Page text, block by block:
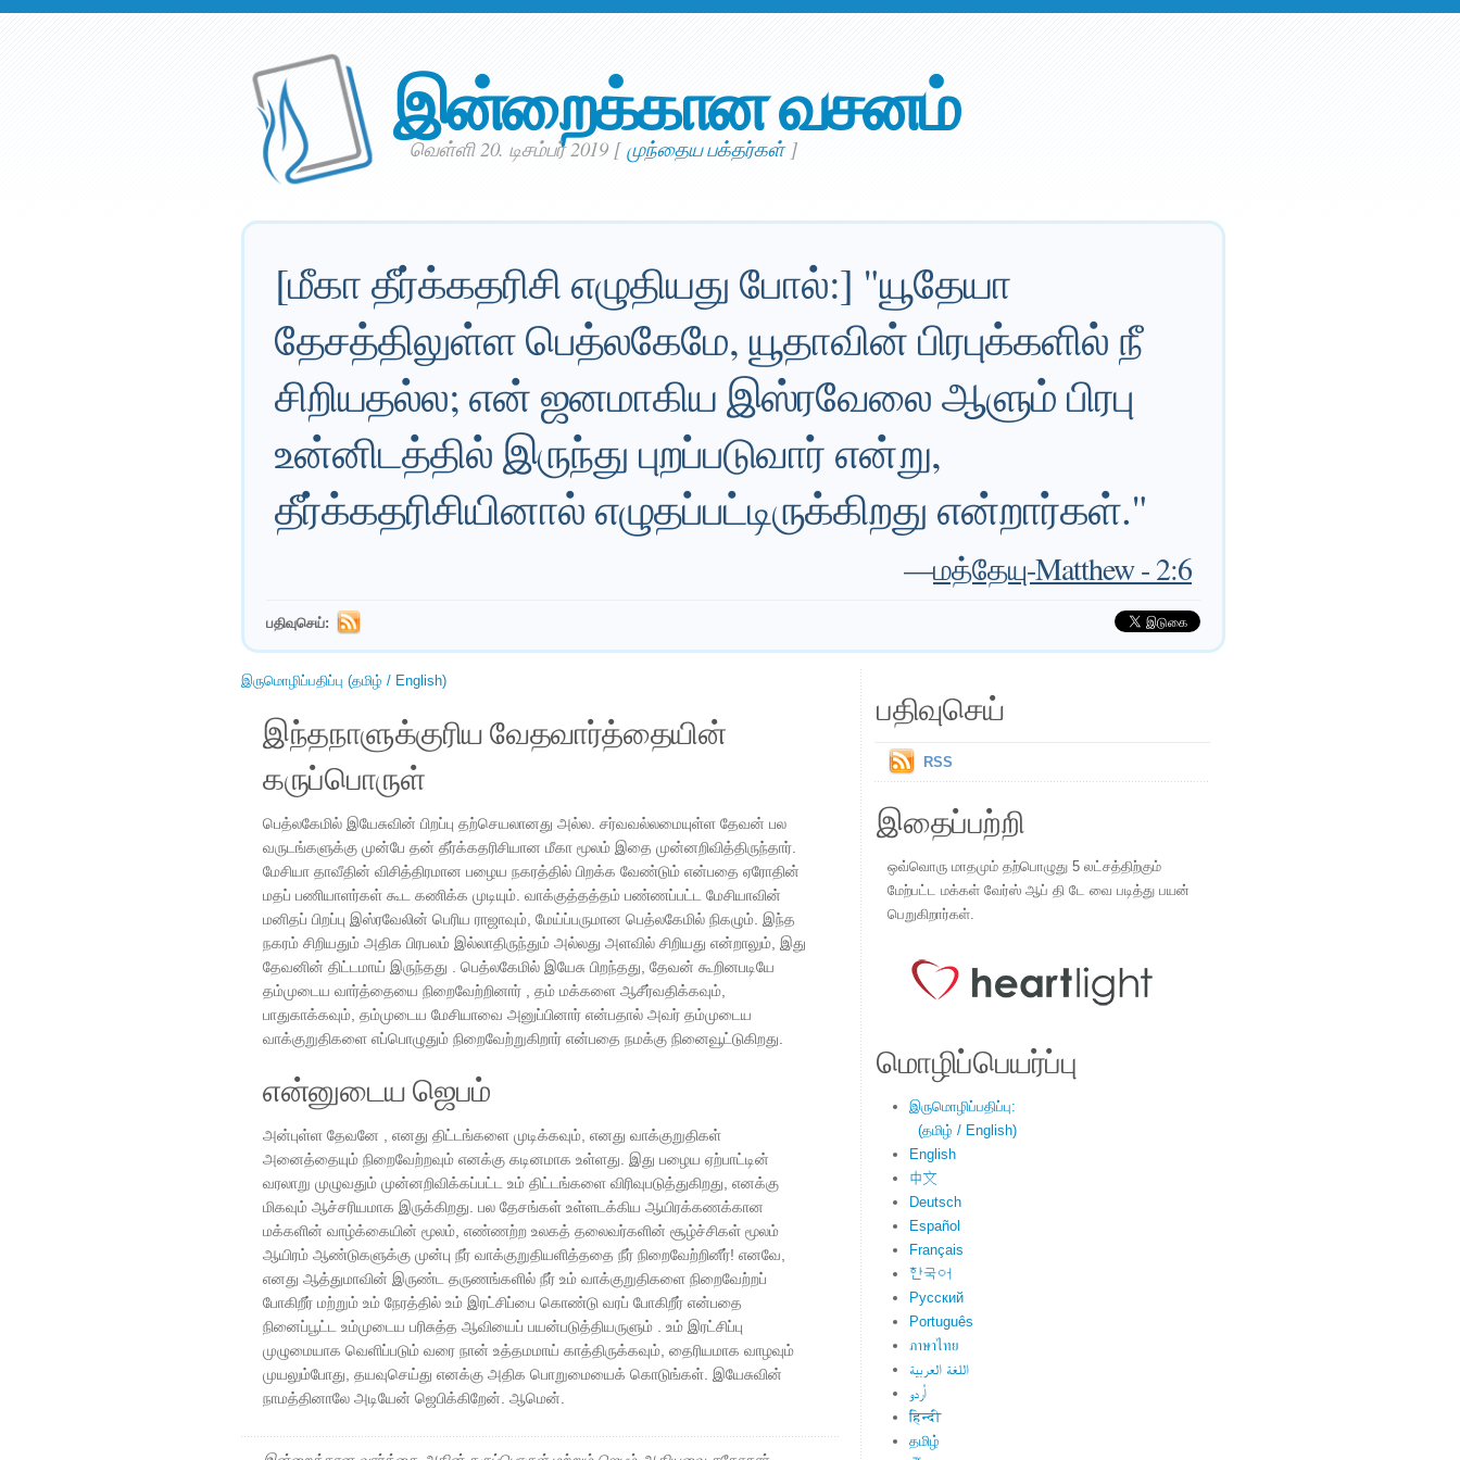
இன்றைக்கான வசனம்
வெள்ளி 20. டிசம்பர் 2019 [ முந்தைய பக்தர்கள்]
[மீகா தீர்க்கதரிசி எழுதியது போல்:] "யூதேயா
தேசத்திலுள்ள பெத்லகேமே, யூதாவின் பிரபுக்களில் நீ
சிறியதல்ல; என் ஜனமாகிய இஸ்ரவேலை ஆளும் பிரபு
உன்னிடத்தில் இருந்து புறப்படுவார் என்று,
தீர்க்கதரிசியினால் எழுதப்பட்டிருக்கிறது என்றார்கள்."
—மத்தேயு-Matthew - 2:6
பதிவுசெய்:
இருமொழிப்பதிப்பு (தமிழ் / English)
இந்தநாளுக்குரிய வேதவார்த்தையின்
கருப்பொருள்
பெத்லகேமில் இயேசுவின் பிறப்பு தற்செயலானது அல்ல. சர்வவல்லமையுள்ள தேவன் பல
வருடங்களுக்கு முன்பே தன் தீர்க்கதரிசியான மீகா மூலம் இதை முன்னறிவித்திருந்தார்.
மேசியா தாவீதின் விசித்திரமான பழைய நகரத்தில் பிறக்க வேண்டும் என்பதை ஏரோதின்
மதப் பணியாளர்கள் கூட கணிக்க முடியும். வாக்குத்தத்தம் பண்ணப்பட்ட மேசியாவின்
மனிதப் பிறப்பு இஸ்ரவேலின் பெரிய ராஜாவும், மேய்ப்பருமான பெத்லகேமில் நிகழும். இந்த
நகரம் சிறியதும் அதிக பிரபலம் இல்லாதிருந்தும் அல்லது அளவில் சிறியது என்றாலும், இது
தேவனின் திட்டமாய் இருந்தது . பெத்லகேமில் இயேசு பிறந்தது, தேவன் கூறினபடியே
தம்முடைய வார்த்தையை நிறைவேற்றினார் , தம் மக்களை ஆசீர்வதிக்கவும்,
பாதுகாக்கவும், தம்முடைய மேசியாவை அனுப்பினார் என்பதால் அவர் தம்முடைய
வாக்குறுதிகளை எப்பொழுதும் நிறைவேற்றுகிறார் என்பதை நமக்கு நினைவூட்டுகிறது.
என்னுடைய ஜெபம்
அன்புள்ள தேவனே , எனது திட்டங்களை முடிக்கவும், எனது வாக்குறுதிகள்
அனைத்தையும் நிறைவேற்றவும் எனக்கு கடினமாக உள்ளது. இது பழைய ஏற்பாட்டின்
வரலாறு முழுவதும் முன்னறிவிக்கப்பட்ட உம் திட்டங்களை விரிவுபடுத்துகிறது, எனக்கு
மிகவும் ஆச்சரியமாக இருக்கிறது. பல தேசங்கள் உள்ளடக்கிய ஆயிரக்கணக்கான
மக்களின் வாழ்க்கையின் மூலம், எண்ணற்ற உலகத் தலைவர்களின் சூழ்ச்சிகள் மூலம்
ஆயிரம் ஆண்டுகளுக்கு முன்பு நீர் வாக்குறுதியளித்ததை நீர் நிறைவேற்றினீர்! எனவே,
எனது ஆத்துமாவின் இருண்ட தருணங்களில் நீர் உம் வாக்குறுதிகளை நிறைவேற்றப்
போகிறீர் மற்றும் உம் நேரத்தில் உம் இரட்சிப்பை கொண்டு வரப் போகிறீர் என்பதை
நினைப்பூட்ட உம்முடைய பரிசுத்த ஆவியைப் பயன்படுத்தியருளும் . உம் இரட்சிப்பு
முழுமையாக வெளிப்படும் வரை நான் உத்தமமாய் காத்திருக்கவும், தைரியமாக வாழவும்
முயலும்போது, ​​தயவுசெய்து எனக்கு அதிக பொறுமையைக் கொடுங்கள். இயேசுவின்
நாமத்தினாலே அடியேன் ஜெபிக்கிறேன். ஆமென்.
பதிவுசெய்
RSS
இதைப்பற்றி
ஒவ்வொரு மாதமும் தற்பொழுது 5 லட்சத்திற்கும்
மேற்பட்ட மக்கள் வேர்ஸ் ஆப் தி டே வை படித்து பயன்
பெறுகிறார்கள்.
மொழிப்பெயர்ப்பு
இருமொழிப்பதிப்பு:
(தமிழ் / English)
English
中文
Deutsch
Español
Français
한국어
Русский
Português
ภาษาไทย
اللغة العربية
اُردو
हिन्दी
தமிழ்